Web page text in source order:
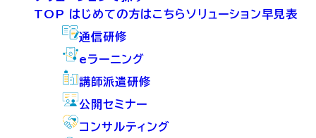
TOP はじめての方はこちらソリューション早見表
通信研修
eラーニング
講師派遣研修
公開セミナー
コンサルティング